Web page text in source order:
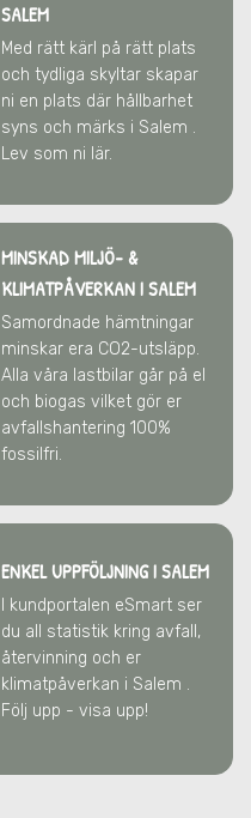
SALEM
Med rätt kärl på rätt plats
och tydliga skyltar skapar
ni en plats där hållbarhet
syns och märks i Salem .
Lev som ni lär.
MINSKAD MILJÖ- &
KLIMATPÅVERKANI SALEM
Samordnade hämtningar
minskar era CO2-utsläpp.
Alla våra lastbilar går på el
och biogas vilket gör er
avfallshantering 100%
fossilfri.
ENKEL UPPFÖLJNING I SALEM
I kundportalen eSmart ser
du all statistik kring avfall,
återvinning och er
klimatpåverkan i Salem .
Följ upp - visa upp!